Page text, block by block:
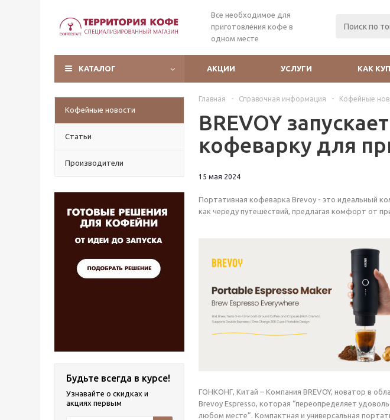
Все необходимое для
приготовления кофе в
одном месте
КАТАЛОГ АКЦИИ УСЛУГИ КАК
Кофейные новости
Статьи
Производители
Будьте всегда в курсе!
Узнавайте о скидках и
акциях первым
Главная - Справочная информация - Кофейные
BREVOY
кофеварку для
15 мая 2024
Портативная кофеварка Brevoy - это идеальный
как череду путешествий, предлагая комфорт от
ГОНКОНГ, Китай – Компания BREVOY, новатор в
Brevoy Espresso, которая “переопределяет
любом месте”. Компактная и универсальная